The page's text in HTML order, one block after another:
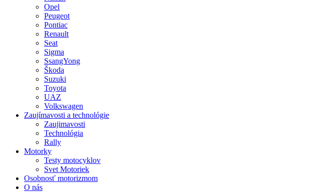
Opel
Peugeot
Pontiac
Renault
Seat
Sigma
SsangYong
Škoda
Suzuki
Toyota
UAZ
Volkswagen
Zaujímavosti a technológie
Zaujimavosti
Technológia
Rally
Motorky
Testy motocyklov
Svet Motoriek
Osobnosť motorizmom
O nás